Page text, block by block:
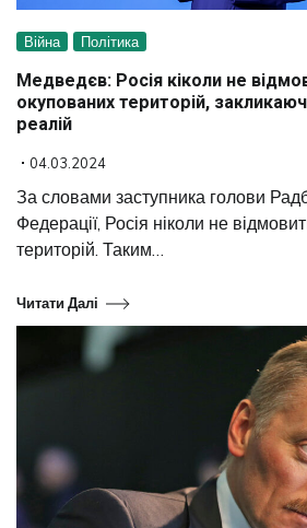
Війна Політика
Медведєв: Росія кіколи не
окупованих територій,
реалій
04.03.2024
За словами заступника голови
Федерації, Росія ніколи не
територій. Таким…
Читати Далі